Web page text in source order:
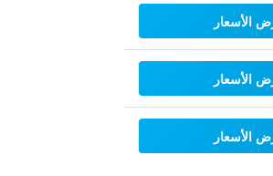
الأسعار
الأسعار
الأسعار